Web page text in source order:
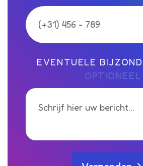
EVENTUELE
OPTIONEEL